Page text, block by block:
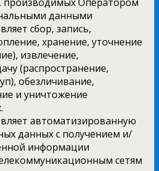
данными
сбор, запись,
хранение, уточнение
извлечение,
(распространение,
обезличивание,
и уничтожение
автоматизированную
данных с получением и/
информации
сетям